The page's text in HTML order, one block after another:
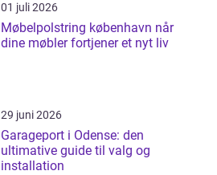
01 juli 2026
Møbelpolstring københavn når
dine møbler fortjener et nyt liv
29 juni 2026
Garageport i Odense: den
ultimative guide til valg og
installation